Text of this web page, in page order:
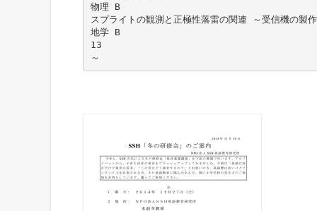
物理 B
スプライトの観測と正極性落雷の関連 ～受信機の製
地学 B
13